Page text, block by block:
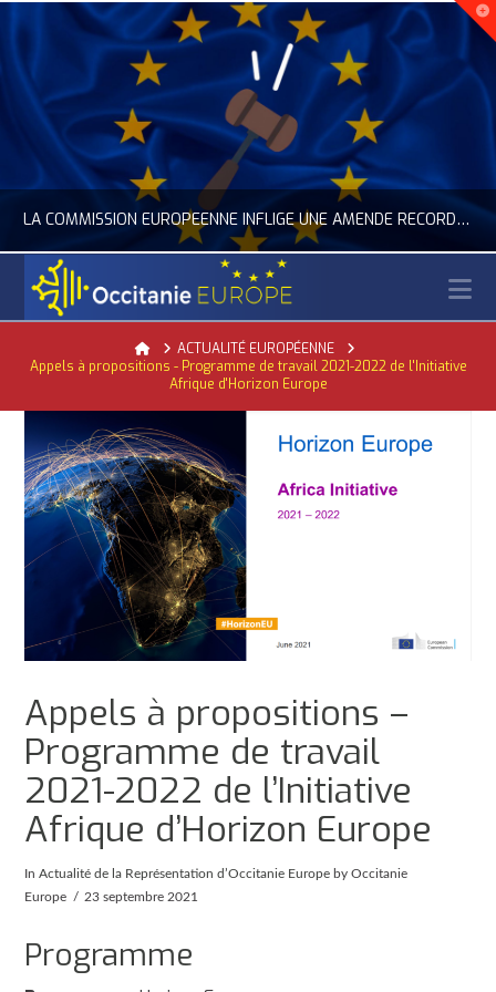
LA COMMISSION EUROPÉENNE INFLIGE UNE AMENDE RECORD À GOOGLE
ACTUALITÉ DE L'UNION EUROPÉENNE, ACTUALITÉ DE LA REPRÉSENTATION D’OCCITANIE EUROPE, NUMÉRIQUE- DIGITAL
HomeACTUALITÉ EUROPÉENNE
Appels à propositions - Programme de travail 2021-2022 de l'Initiative
Afrique d'Horizon Europe
Appels à propositions –
Programme de travail
2021-2022 de l’Initiative
Afrique d’Horizon Europe
InActualité de la Représentation d’Occitanie Europe by Occitanie
Europe
23 septembre 2021
Programme